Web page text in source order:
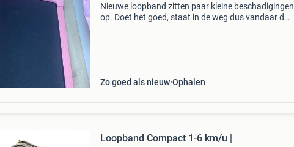
Nieuwe loopband zitten paar kleine beschadigingen
op. Doet het goed, staat in de weg dus vandaar dat
Zo goed als nieuw Ophalen
Loopband Compact 1-6 km/u |